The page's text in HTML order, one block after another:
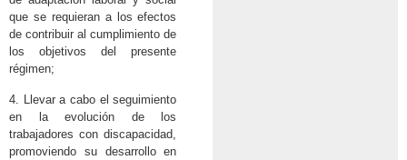
que se requieran a los efectos
de contribuir al cumplimiento de
los objetivos del presente
régimen;
4. Llevar a cabo el seguimiento
en la evolución de los
trabajadores con discapacidad,
promoviendo su desarrollo en